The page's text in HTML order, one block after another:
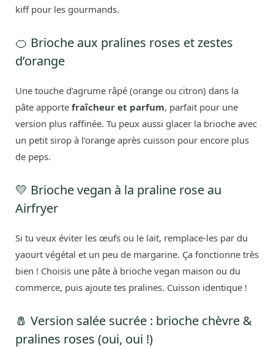
kiff pour les gourmands.
🍊 Brioche aux pralines roses et zestes
d’orange
Une touche d’agrume râpé (orange ou citron) dans la
pâte apporte fraîcheur et parfum, parfait pour une
version plus raffinée. Tu peux aussi glacer la brioche avec
un petit sirop à l’orange après cuisson pour encore plus
de peps.
💛 Brioche vegan à la praline rose au
Airfryer
Si tu veux éviter les œufs ou le lait, remplace-les par du
yaourt végétal et un peu de margarine. Ça fonctionne très
bien ! Choisis une pâte à brioche vegan maison ou du
commerce, puis ajoute tes pralines. Cuisson identique !
🧂 Version salée sucrée : brioche chèvre &
pralines roses (oui, oui !)